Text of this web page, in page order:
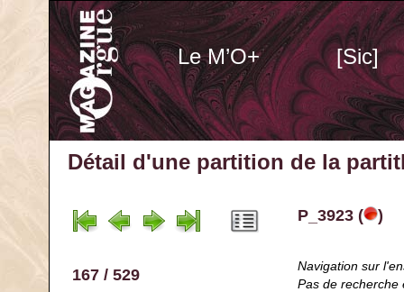
Le M’O+ [Sic]
Détail d'une partition de la
P_3923 ( )
167 / 529
Navigation sur
Pas de recherche